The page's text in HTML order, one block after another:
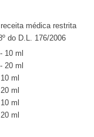
médica restrita
do D.L. 176/2006
10 ml
20 ml
ml
ml
ml
ml